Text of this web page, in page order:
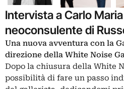
Intervista a Carlo
neoconsulente di
Una nuova avventura con la
direzione della White Noise
Dopo la chiusura della White
possibilità di fare un passo